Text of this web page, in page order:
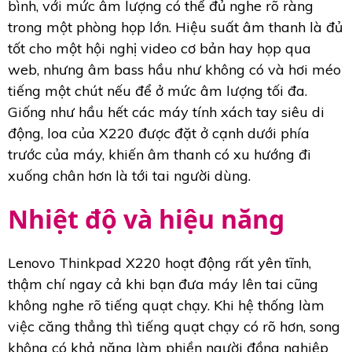
bình, với mức âm lượng có thể đủ nghe rõ ràng
trong một phòng họp lớn. Hiệu suất âm thanh là đủ
tốt cho một hội nghị video cơ bản hay họp qua
web, nhưng âm bass hầu như không có và hơi méo
tiếng một chút nếu để ở mức âm lượng tối đa.
Giống như hầu hết các máy tính xách tay siêu di
động, loa của X220 được đặt ở cạnh dưới phía
trước của máy, khiến âm thanh có xu hướng đi
xuống chân hơn là tới tai người dùng.
Nhiệt độ và hiệu năng
Lenovo Thinkpad X220 hoạt động rất yên tĩnh,
thậm chí ngay cả khi bạn đưa máy lên tai cũng
không nghe rõ tiếng quạt chạy. Khi hệ thống làm
việc căng thẳng thì tiếng quạt chạy có rõ hơn, song
không có khả năng làm phiền người đồng nghiệp